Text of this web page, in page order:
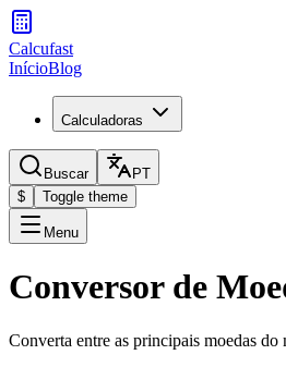
Calcufast
InícioBlog
Calculadoras
Buscar
PT
$
Toggle theme
Menu
Conversor de
Converta entre as principais moedas